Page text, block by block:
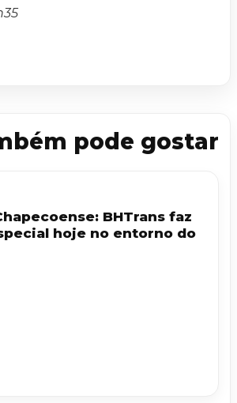
pode gostar
BHTrans faz
hoje no entorno do